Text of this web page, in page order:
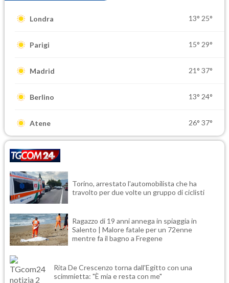
Londra 13° 25°
Parigi 15° 29°
Madrid 21° 37°
Berlino 13° 24°
Atene 26° 37°
Torino, arrestato l'automobilista che ha
travolto per due volte un gruppo di ciclisti
Ragazzo di 19 anni annega in spiaggia in
Salento | Malore fatale per un 72enne
mentre fa il bagno a Fregene
Rita De Crescenzo torna dall'Egitto con una
scimmietta: "È mia e resta con me"